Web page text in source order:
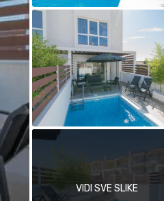
VIDI SVE SLIKE